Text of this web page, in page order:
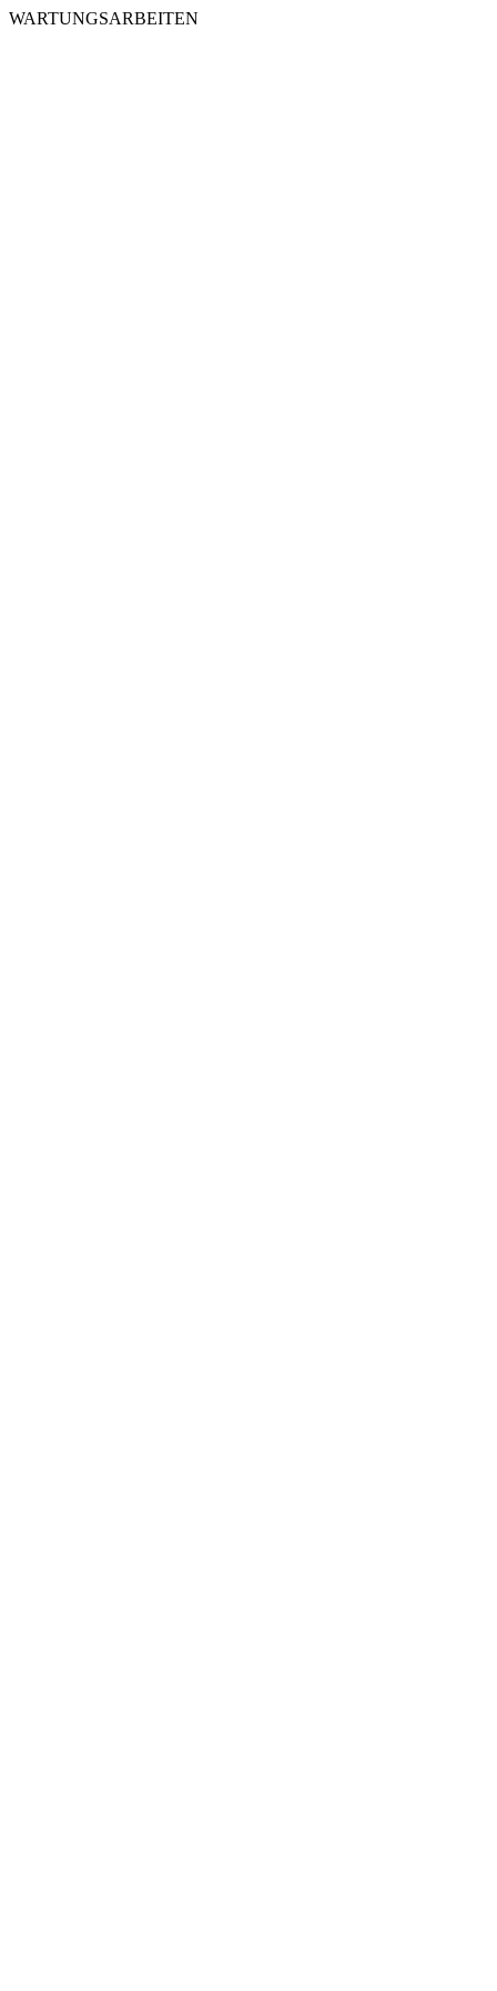
WARTUNGSARBEITEN